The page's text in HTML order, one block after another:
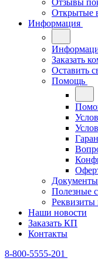
Отзывы
Открытые
Информация
Заказать
Оставить
Помощь
Документы
Полезные
Реквизиты
Наши новости
Заказать КП
Контакты
8-800-5555-201